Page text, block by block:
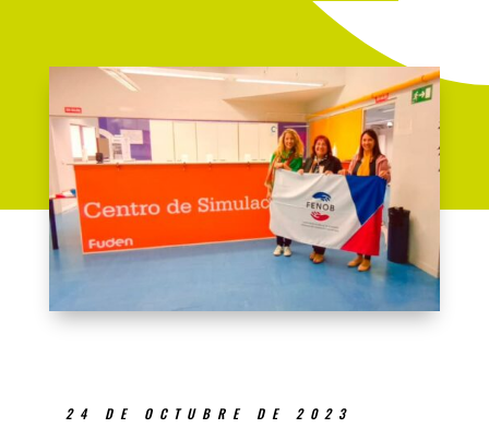
24 DE OCTUBRE DE 2023